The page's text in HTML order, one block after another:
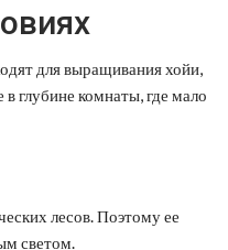
для выращивания хойи,
глубине комнаты, где мало
лесов. Поэтому ее
светом.